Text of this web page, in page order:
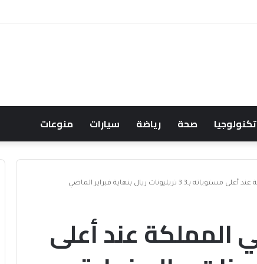
الرسمي على تيك توك للمحتوى الديني
تكنولوجيا صحة رياضة سيارات منوعات
تريليونات ريال بنهاية فبراير الماضي
المملكة عند أعلى